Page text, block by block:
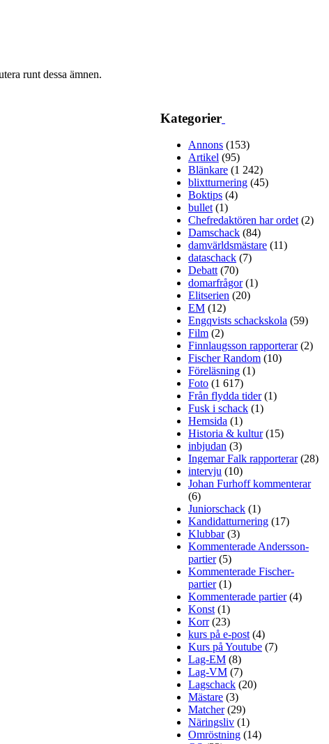
runt dessa ämnen.
Kategorier
Annons (153)
Artikel (95)
Blänkare (1 242)
blixtturnering (45)
Boktips (4)
bullet (1)
Chefredaktören har ordet (2)
Damschack (84)
damvärldsmästare (11)
dataschack (7)
Debatt (70)
domarfrågor(1)
Elitserien (20)
EM (12)
Engqvists schackskola (59)
Film (2)
Finnlaugsson rapporterar(2)
Fischer Random (10)
Föreläsning (1)
Foto (1 617)
Från flydda tider(1)
Fusk i schack (1)
Hemsida (1)
Historia & kultur(15)
inbjudan (3)
Ingemar Falk rapporterar(28)
intervju (10)
Johan Furhoff kommenterar
(6)
Juniorschack (1)
Kandidatturnering (17)
Klubbar(3)
Kommenterade Andersson-
partier(5)
Kommenterade Fischer-
partier(1)
Kommenterade partier(4)
Konst (1)
Korr(23)
kurs på e-post (4)
Kurs på Youtube (7)
Lag-EM (8)
Lag-VM (7)
Lagschack (20)
Mästare (3)
Matcher(29)
Näringsliv (1)
Omröstning (14)